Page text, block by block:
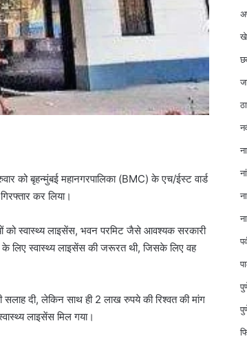
को बृहन्मुंबई महानगरपालिका (BMC) के एच/ईस्ट वार्ड
कर लिया।
को स्वास्थ्य लाइसेंस, भवन परमिट जैसे आवश्यक सरकारी
के लिए स्वास्थ्य लाइसेंस की जरूरत थी, जिसके लिए वह
दी, लेकिन साथ ही 2 लाख रुपये की रिश्वत की मांग
लाइसेंस मिल गया।